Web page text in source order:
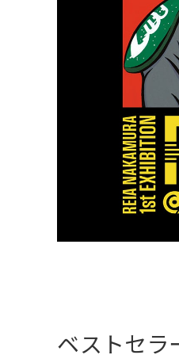
ベストセラ